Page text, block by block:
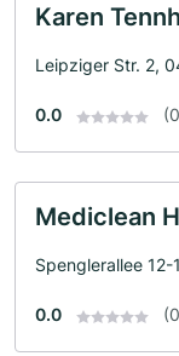
Karen
Leipziger Str. 2,
0.0
Mediclean
Spenglerallee
0.0